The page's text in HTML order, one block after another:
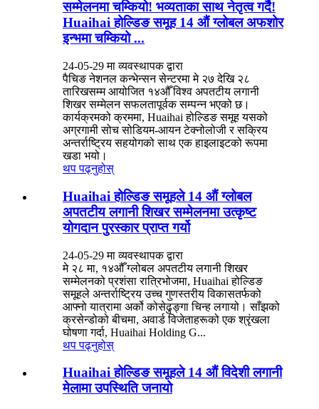
सम्मेलनमा चम्कियो! भव्यताका साथ नेतृत्व गर्दै!
Huaihai होल्डिङ समूह 14 औं ग्लोबल अफशोर
इन्भमा चम्कियो ...
24-05-29 मा व्यवस्थापक द्वारा
पैचिङ नेशनल कन्भेन्सन सेन्टरमा मे २७ देखि २८
तारिखसम्म आयोजित १४औँ विश्व अपतटीय लगानी
शिखर सम्मेलन सफलतापूर्वक सम्पन्न भएको छ।
कार्यक्रमको क्रममा, Huaihai होल्डिङ समूह यसको
अग्रगामी सोच सोडियम-आयन टेक्नोलोजी र सक्रिय
अन्तर्राष्ट्रिय सहयोगको साथ एक हाइलाइटको रूपमा
खडा भयो।
थप पढ्नुहोस्
Huaihai होल्डिङ समूहले 14 औं ग्लोबल
अपतटीय लगानी शिखर सम्मेलनमा उत्कृष्ट
योगदान पुरस्कार प्राप्त गर्यो
24-05-29 मा व्यवस्थापक द्वारा
मे २८ मा, १४औँ ग्लोबल अपतटीय लगानी शिखर
सम्मेलनको प्रशंसा रात्रिभोजमा, Huaihai होल्डिङ
समूहले अन्तर्राष्ट्रिय उच्च गुणस्तरीय विकासतर्फको
आफ्नो यात्रामा अर्को कोसेढुङ्गा चिन्ह लगायो। साँझको
क्रसेन्डोको बीचमा, अवार्ड विजेताहरूको एक श्रृंखला
घोषणा गर्दा, Huaihai Holding G...
थप पढ्नुहोस्
Huaihai होल्डिङ समूहले 14 औं विदेशी लगानी
मेलामा उपस्थिति जनायो